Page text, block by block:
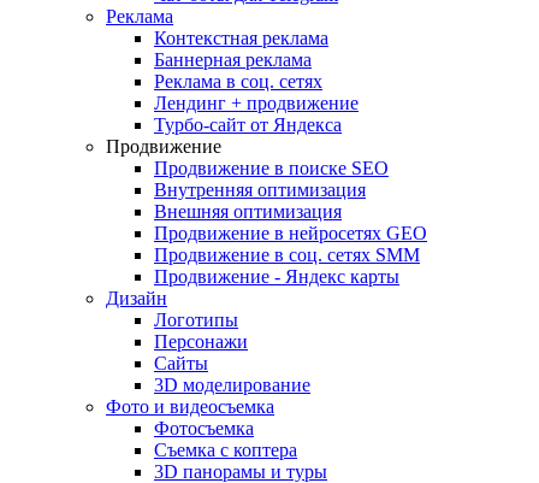
Реклама
Контекстная реклама
Баннерная реклама
Реклама в соц. сетях
Лендинг + продвижение
Турбо-сайт от Яндекса
Продвижение
Продвижение в поиске SEO
Внутренняя оптимизация
Внешняя оптимизация
Продвижение в нейросетях GEO
Продвижение в соц. сетях SMM
Продвижение - Яндекс карты
Дизайн
Логотипы
Персонажи
Сайты
3D моделирование
Фото и видеосъемка
Фотосъемка
Съемка с коптера
3D панорамы и туры